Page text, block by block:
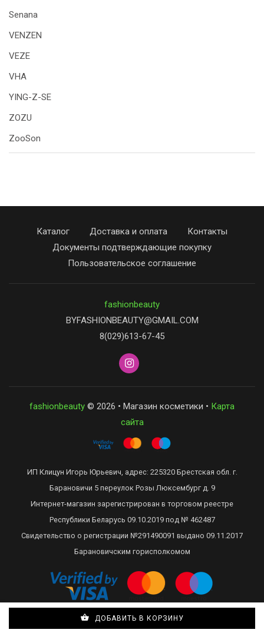
ДОБАВИТЬ В КОРЗИНУ
Senana
VENZEN
VEZE
VHA
YING-Z-SE
ZOZU
ZooSon
Каталог Доставка и оплата
Контакты
Документы подтверждающие покупку
Пользовательское соглашение
fashionbeauty
BYFASHIONBEAUTY@GMAIL.COM
8(029)613-67-45
fashionbeauty © 2026 • Магазин косметики • Карта
сайта
ИП Клицун Игорь Юрьевич, адрес: 225320 Брестская обл. г.
Барановичи 5 переулок Розы Люксембург д. 9
Интернет-магазин зарегистрирован в торговом реестре
Республики Беларусь 09.10.2019 под № 462487
Свидетельство о регистрации №291490091 выдано 09.11.2017
Барановичским горисполкомом